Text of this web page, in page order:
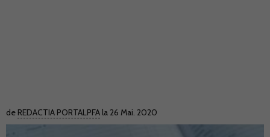
de REDACTIA PORTALPFA la 26 Mai. 2020